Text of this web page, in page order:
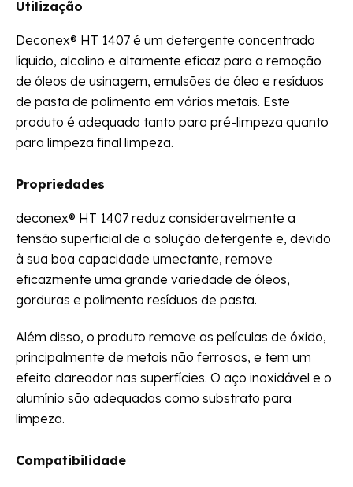
Utilização
Deconex® HT 1407 é um detergente concentrado
líquido, alcalino e altamente eficaz para a remoção
de óleos de usinagem, emulsões de óleo e resíduos
de pasta de polimento em vários metais. Este
produto é adequado tanto para pré-limpeza quanto
para limpeza final limpeza.
Propriedades
deconex® HT 1407 reduz consideravelmente a
tensão superficial de a solução detergente e, devido
à sua boa capacidade umectante, remove
eficazmente uma grande variedade de óleos,
gorduras e polimento resíduos de pasta.
Além disso, o produto remove as películas de óxido,
principalmente de metais não ferrosos, e tem um
efeito clareador nas superfícies. O aço inoxidável e o
alumínio são adequados como substrato para
limpeza.
Compatibilidade